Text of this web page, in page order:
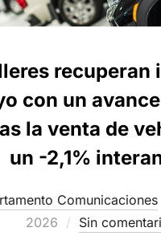
recuperan
con un
la venta de
un -2,1%
Comunicaciones
2026
Sin